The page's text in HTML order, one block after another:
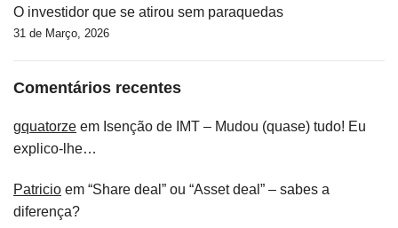
O investidor que se atirou sem paraquedas
31 de Março, 2026
Comentários recentes
gquatorze em Isenção de IMT – Mudou (quase) tudo! Eu
explico-lhe…
Patricio em “Share deal” ou “Asset deal” – sabes a
diferença?